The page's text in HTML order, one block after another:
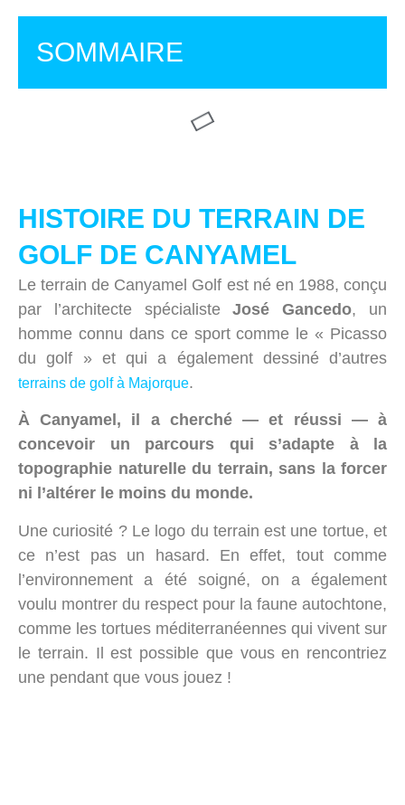
SOMMAIRE
HISTOIRE DU TERRAIN DE
GOLF DE CANYAMEL
Le terrain de Canyamel Golf est né en 1988, conçu
par l’architecte spécialisteJosé Gancedo, un
homme connu dans ce sport comme le « Picasso
du golf » et qui a également dessiné d’autres
terrains de golf à Majorque.
À Canyamel, il a cherché — et réussi — à
concevoir un parcours qui s’adapte à la
topographie naturelle du terrain, sans la forcer
ni l’altérer le moins du monde.
Une curiosité ? Le logo du terrain est une tortue, et
ce n’est pas un hasard. En effet, tout comme
l’environnement a été soigné, on a également
voulu montrer du respect pour la faune autochtone,
comme les tortues méditerranéennes qui vivent sur
le terrain. Il est possible que vous en rencontriez
une pendant que vous jouez !